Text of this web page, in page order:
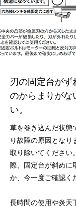
刃の固定台が
のからまりがな
い。
草を巻き込んだ状態
り故障の原因となり
取り除いてください
際、固定台が斜めに
か、今一度ご確認く
長時間の使用や炎天